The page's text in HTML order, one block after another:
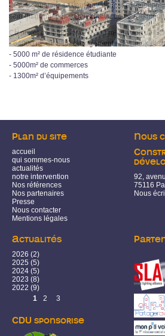
Le futur quartier se veut novateur et
sein du grand pôle d’innovation de classe
Ce projet développera 75 300 m² environ de
- 64000 m² de SDP de logements famillaux et
- 5000 m² de résidence étudiante
- 5000m² de commerces
- 1300m² d’équipements
Plan du site
accueil
qui sommes-nous
actualités
notre intervention
Nos références
Nos partenaires
Presse
Nous contacter
Mentions légales
Nous
92,
75116
Nous
Actualités
2026 (2)
2025 (5)
2024 (5)
2023 (8)
2022 (9)
Pages
1 2 3
CDU sponsorise